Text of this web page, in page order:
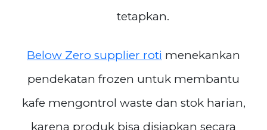
tetapkan.
Below Zero supplier roti menekankan
pendekatan frozen untuk membantu
kafe mengontrol waste dan stok harian,
karena produk bisa disiapkan secara